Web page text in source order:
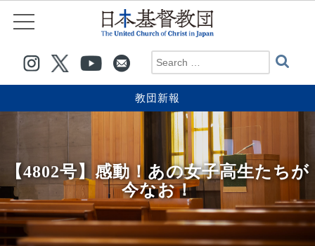
教団新報
【4802号】感動！あの女子高生たちが
今なお！